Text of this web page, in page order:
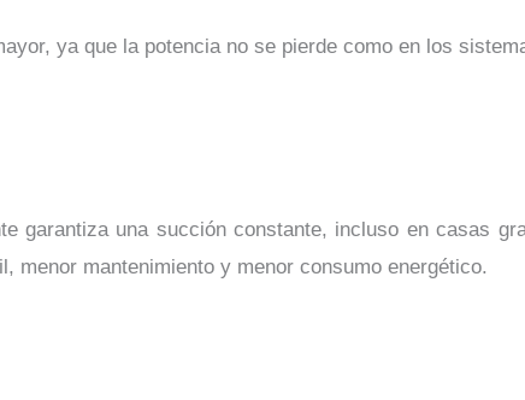
ya que la potencia no se pierde como en los
garantiza una succión constante, incluso en casas
menor mantenimiento y menor consumo energético.